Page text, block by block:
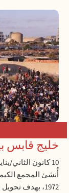
خليج قابس
10 كانون الثاني/يناير 2026
أُنشئ المجمع
1972، بهدف